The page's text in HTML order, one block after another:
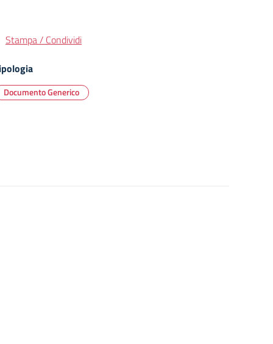
Stampa / Condividi
Documento Generico